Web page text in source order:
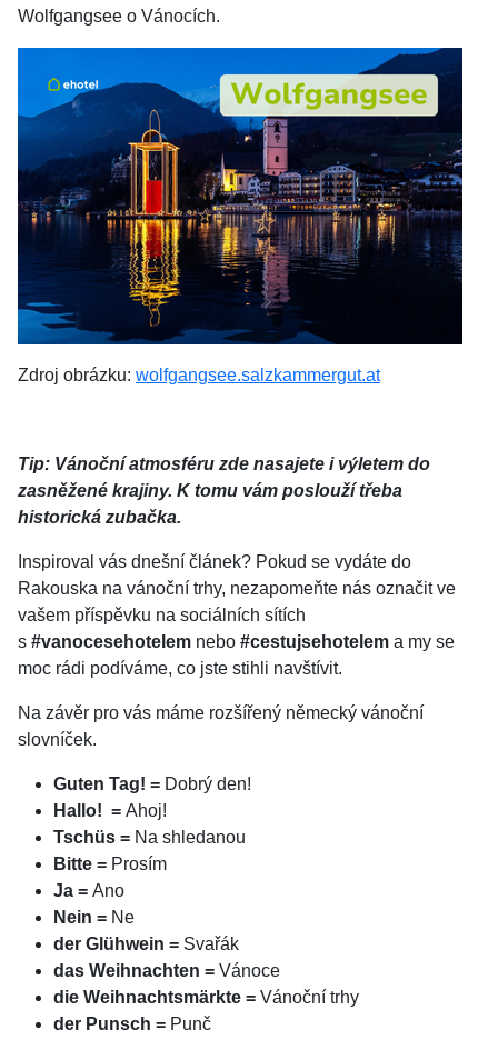
Wolfgangsee o Vánocích.
Zdroj obrázku: wolfgangsee.salzkammergut.at
Tip: Vánoční atmosféru zde nasajete i výletem do
zasněžené krajiny. K tomu vám poslouží třeba
historická zubačka.
Inspiroval vás dnešní článek? Pokud se vydáte do
Rakouska na vánoční trhy, nezapomeňte nás označit ve
vašem příspěvku na sociálních sítích
s #vanocesehotelem nebo #cestujsehotelem a my se
moc rádi podíváme, co jste stihli navštívit.
Na závěr pro vás máme rozšířený německý vánoční
slovníček.
Guten Tag! = Dobrý den!
Hallo! = Ahoj!
Tschüs = Na shledanou
Bitte = Prosím
Ja = Ano
Nein = Ne
der Glühwein = Svařák
das Weihnachten = Vánoce
die Weihnachtsmärkte = Vánoční trhy
der Punsch = Punč